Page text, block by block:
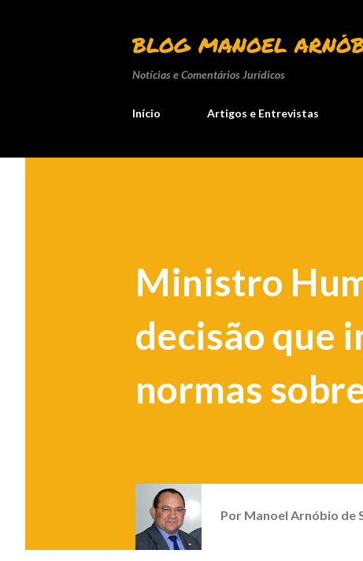
BLOG MANOEL
Notícias e Comentários Jurídicos
Início Artigos e Entrevistas
Ministro
decisão que
normas
Por Manoel Arnóbio de